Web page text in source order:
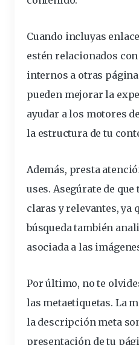
Cuando incluyas
estén relacionados
internos a otras
pueden mejorar la
ayudar a los motores
la estructurade tu
Además, presta
uses. Asegúrate de
claras yrelevantes, ya
búsqueda también
asociada a las
Por último, no te
las metaetiquetas. La
la descripción meta
presentaciónde tu